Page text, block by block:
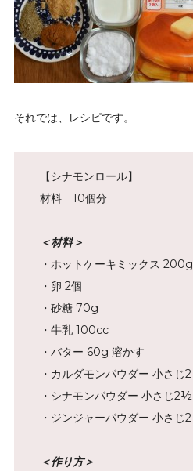
それでは、レシピです。
【シナモンロール】
材料 10個分
＜材料＞
・ホットケーキミックス 200g
・卵 2個
・砂糖 70g
・牛乳 100cc
・バター 60g 溶かす
・カルダモンパウダー 小さじ2
・シナモンパウダー 小さじ2½
・ジンジャーパウダー 小さじ2
＜作り方＞